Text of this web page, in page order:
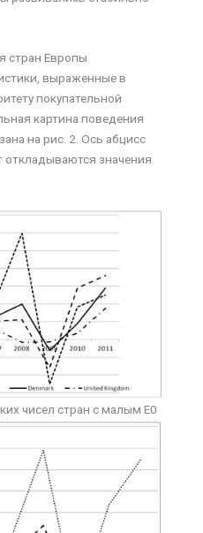
стран Европы
выраженные в
покупательной
картина поведения
на рис. 2. Ось абцисс
откладываются значения
чисел стран с малым Е0